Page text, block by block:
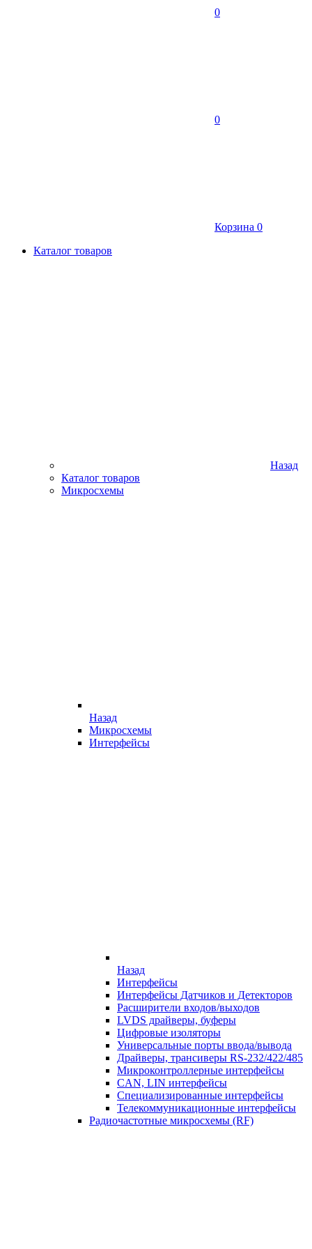
0
0
Корзина 0
Каталог товаров
Назад
Каталог товаров
Микросхемы
Назад
Микросхемы
Интерфейсы
Назад
Интерфейсы
Интерфейсы Датчиков и Детекторов
Расширители входов/выходов
LVDS драйверы, буферы
Цифровые изоляторы
Универсальные порты ввода/вывода
Драйверы, трансиверы RS-232/422/485
Микроконтроллерные интерфейсы
CAN, LIN интерфейсы
Специализированные интерфейсы
Телекоммуникационные интерфейсы
Радиочастотные микросхемы (RF)